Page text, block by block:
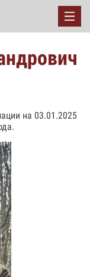
на 03.01.2025